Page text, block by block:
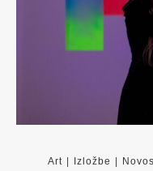
Art | Izložbe |